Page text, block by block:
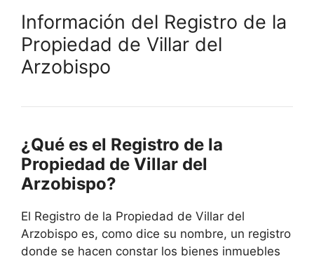
Información del Registro de la
Propiedad de Villar del
Arzobispo
¿Qué es el Registro de la
Propiedad de Villar del
Arzobispo?
El Registro de la Propiedad de Villar del
Arzobispo es, como dice su nombre, un registro
donde se hacen constar los bienes inmuebles